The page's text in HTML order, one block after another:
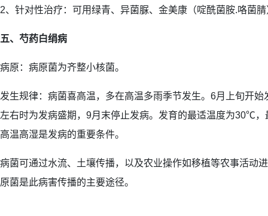
2、针对性治疗：可用绿青、异菌脲、金美康（啶酰菌胺.咯菌
五、芍药白绢病
病原：病原菌为齐整小核菌。
发生规律：病菌喜高温，多在高温多雨季节发生。6月上旬开
左右时为发病盛期，9月末停止发病。发育的最适温度为30℃
高温高湿是发病的重要条件。
病菌可通过水流、土壤传播，以及农业操作如移植等农事活动
原菌是此病害传播的主要途径。